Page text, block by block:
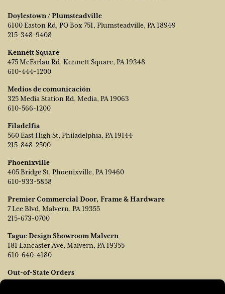
Doylestown / Plumsteadville
6100 Easton Rd, PO Box 751, Plumsteadville, PA 18949
215-348-9408
Kennett Square
475 McFarlan Rd, Kennett Square, PA 19348
610-444-1200
Medios de comunicación
325 Media Station Rd, Media, PA 19063
610-566-1200
Filadelfia
560 East High St, Philadelphia, PA 19144
215-848-2500
Phoenixville
405 Bridge St, Phoenixville, PA 19460
610-933-5858
Premier Commercial Door, Frame & Hardware
7 Lee Blvd, Malvern, PA 19355
215-673-0700
Tague Design Showroom Malvern
181 Lancaster Ave, Malvern, PA 19355
610-640-4180
Out-of-State Orders
Póngase en contacto con TJ Vanleer, Vicepresidente de Ventas: